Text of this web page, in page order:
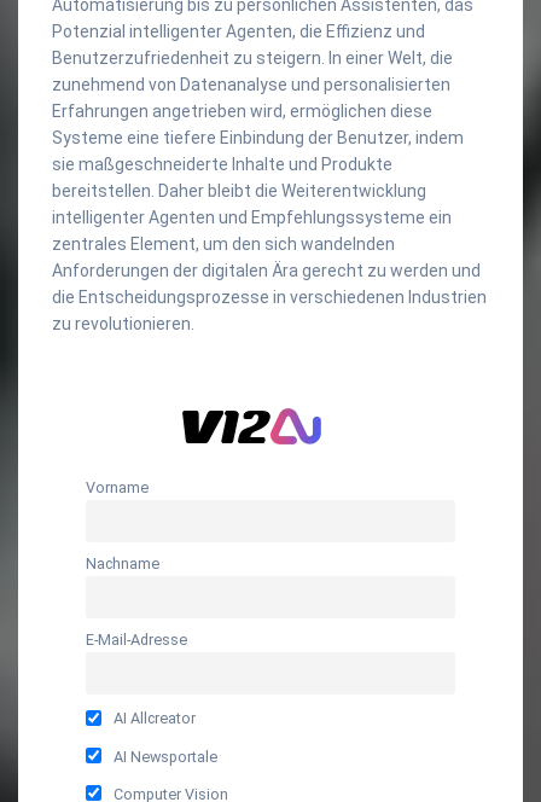
Automatisierung bis zu persönlichen Assistenten, das
Potenzial intelligenter Agenten, die Effizienz und
Benutzerzufriedenheit zu steigern. In einer Welt, die
zunehmend von Datenanalyse und personalisierten
Erfahrungen angetrieben wird, ermöglichen diese
Systeme eine tiefere Einbindung der Benutzer, indem
sie maßgeschneiderte Inhalte und Produkte
bereitstellen. Daher bleibt die Weiterentwicklung
intelligenter Agenten und Empfehlungssysteme ein
zentrales Element, um den sich wandelnden
Anforderungen der digitalen Ära gerecht zu werden und
die Entscheidungsprozesse in verschiedenen Industrien
zu revolutionieren.
Vorname
Nachname
E-Mail-Adresse
AI Allcreator
AI Newsportale
Computer Vision